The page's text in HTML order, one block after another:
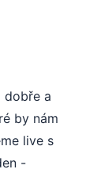
dobře a
by nám
live s
-